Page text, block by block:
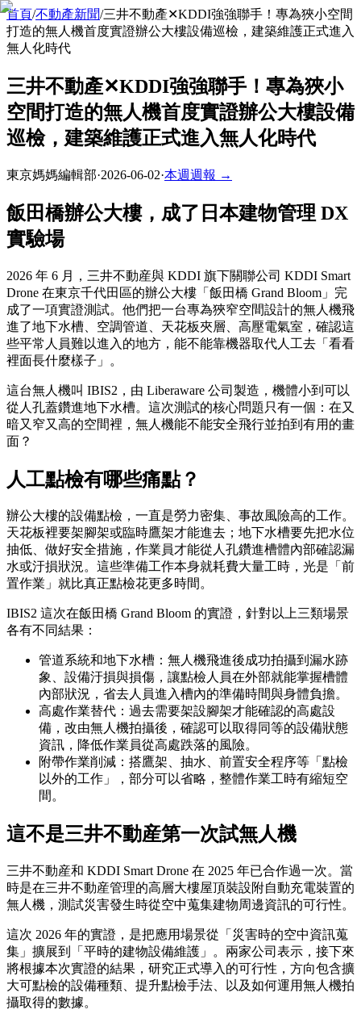
首頁/不動產新聞/三井不動產✕KDDI強強聯手！專為狹小空間
打造的無人機首度實證辦公大樓設備巡檢，建築維護正式進入
無人化時代
三井不動產✕KDDI強強聯手！專為狹小
空間打造的無人機首度實證辦公大樓設備
巡檢，建築維護正式進入無人化時代
東京媽媽編輯部·2026-06-02·本週週報 →
飯田橋辦公大樓，成了日本建物管理 DX
實驗場
2026 年 6 月，三井不動産與 KDDI 旗下關聯公司 KDDI Smart
Drone 在東京千代田區的辦公大樓「飯田橋 Grand Bloom」完
成了一項實證測試。他們把一台專為狹窄空間設計的無人機飛
進了地下水槽、空調管道、天花板夾層、高壓電氣室，確認這
些平常人員難以進入的地方，能不能靠機器取代人工去「看看
裡面長什麼樣子」。
這台無人機叫 IBIS2，由 Liberaware 公司製造，機體小到可以
從人孔蓋鑽進地下水槽。這次測試的核心問題只有一個：在又
暗又窄又高的空間裡，無人機能不能安全飛行並拍到有用的畫
面？
人工點檢有哪些痛點？
辦公大樓的設備點檢，一直是勞力密集、事故風險高的工作。
天花板裡要架腳架或臨時鷹架才能進去；地下水槽要先把水位
抽低、做好安全措施，作業員才能從人孔鑽進槽體內部確認漏
水或汙損狀況。這些準備工作本身就耗費大量工時，光是「前
置作業」就比真正點檢花更多時間。
IBIS2 這次在飯田橋 Grand Bloom 的實證，針對以上三類場景
各有不同結果：
管道系統和地下水槽：無人機飛進後成功拍攝到漏水跡
象、設備汙損與損傷，讓點檢人員在外部就能掌握槽體
內部狀況，省去人員進入槽內的準備時間與身體負擔。
高處作業替代：過去需要架設腳架才能確認的高處設
備，改由無人機拍攝後，確認可以取得同等的設備狀態
資訊，降低作業員從高處跌落的風險。
附帶作業削減：搭鷹架、抽水、前置安全程序等「點檢
以外的工作」，部分可以省略，整體作業工時有縮短空
間。
這不是三井不動産第一次試無人機
三井不動産和 KDDI Smart Drone 在 2025 年已合作過一次。當
時是在三井不動産管理的高層大樓屋頂裝設附自動充電裝置的
無人機，測試災害發生時從空中蒐集建物周邊資訊的可行性。
這次 2026 年的實證，是把應用場景從「災害時的空中資訊蒐
集」擴展到「平時的建物設備維護」。兩家公司表示，接下來
將根據本次實證的結果，研究正式導入的可行性，方向包含擴
大可點檢的設備種類、提升點檢手法、以及如何運用無人機拍
攝取得的數據。